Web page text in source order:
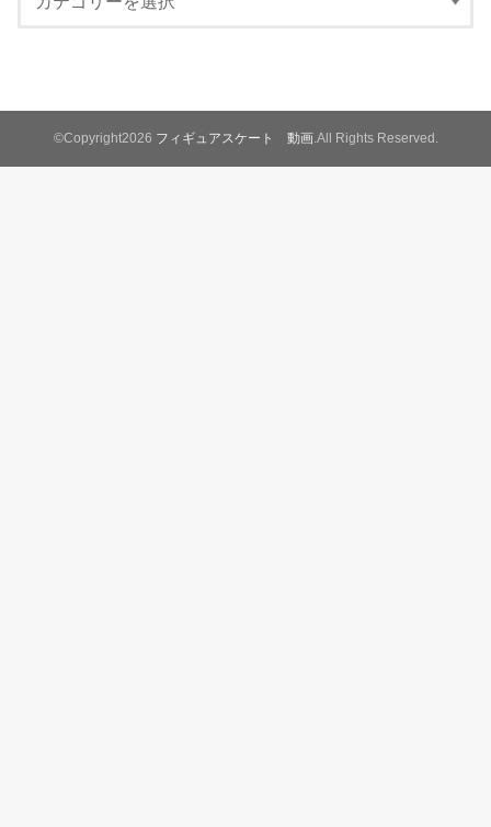
©Copyright2026 フィギュアスケート 動画.All Rights Reserved.